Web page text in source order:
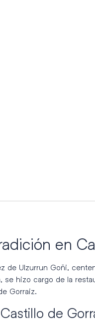
en
de Ulzurrun Goñi,
se hizo cargo de la
Gorraiz.
de